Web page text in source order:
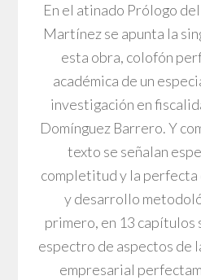
En el atinado Prólogo
Martínez se apunta la
esta obra, colofón
académica de un
investigación en
Domínguez Barrero. Y
texto se señalan
completitud y la perfecta
y desarrollo
primero, en 13 capítulos
espectro de aspectos de
empresarial